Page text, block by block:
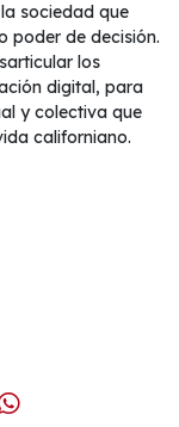
sociedad que
poder de decisión.
los
digital, para
y colectiva que
californiano.